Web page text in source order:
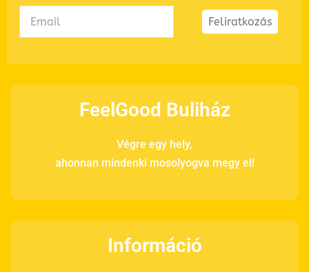
Feliratkozás
FeelGood Buliház
Végre egy hely,
ahonnan mindenki mosolyogva megy el!
Információ